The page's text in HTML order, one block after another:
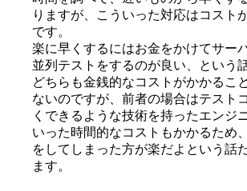
りますが、こういった対応はコスト
です。
楽に早くするにはお金をかけてサー
並列テストをするのが良い、という
どちらも金銭的なコストがかかるこ
ないのですが、前者の場合はテスト
くできるような技術を持ったエンジ
いった時間的なコストもかかるため
をしてしまった方が楽だよという話
ます。